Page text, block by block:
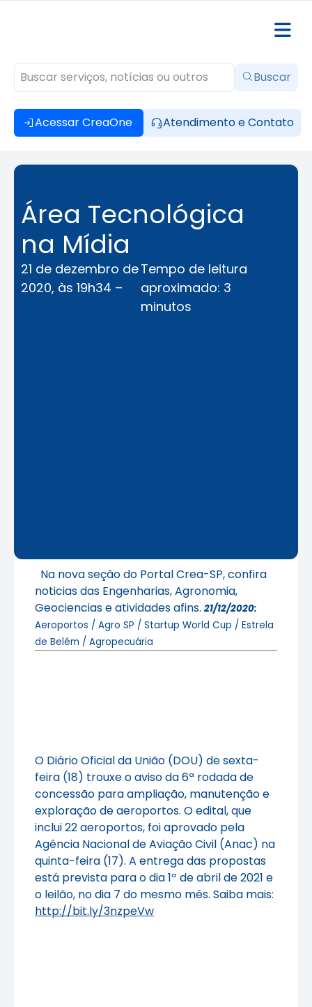
Acessar CreaOne Atendimento e Contato
Buscar
Área Tecnológica
na Mídia
21 de dezembro de
2020, às 19h34 –
Tempo de leitura
aproximado: 3
minutos
Na nova seção do Portal Crea-SP, confira
noticias das Engenharias, Agronomia,
Geociencias e atividades afins. 21/12/2020:
Aeroportos / Agro SP / Startup World Cup / Estrela
de Belém / Agropecuária
O Diário Oficial da União (DOU) de sexta-
feira (18) trouxe o aviso da 6ª rodada de
concessão para ampliação, manutenção e
exploração de aeroportos. O edital, que
inclui 22 aeroportos, foi aprovado pela
Agência Nacional de Aviação Civil (Anac) na
quinta-feira (17). A entrega das propostas
está prevista para o dia 1º de abril de 2021 e
o leilão, no dia 7 do mesmo mês. Saiba mais:
http://bit.ly/3nzpeVw